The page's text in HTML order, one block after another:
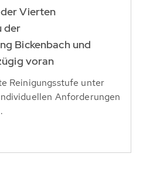
Vierten
der
Bickenbach und
voran
Reinigungsstufe unter
Anforderungen